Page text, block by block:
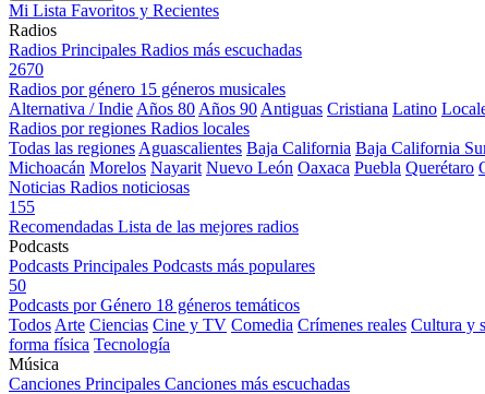
Mi Lista Favoritos y Recientes
Radios
Radios Principales Radios más escuchadas
2670
Radios por género 15 géneros musicales
Alternativa / Indie Años 80 Años 90 Antiguas Cristiana Latino
Radios por regiones Radios locales
Todas las regiones Aguascalientes Baja California Baja California
Michoacán Morelos Nayarit Nuevo León Oaxaca Puebla Querétaro
Noticias Radios noticiosas
155
Recomendadas Lista de las mejores radios
Podcasts
Podcasts Principales Podcasts más populares
50
Podcasts por Género 18 géneros temáticos
Todos Arte Ciencias Cine y TV Comedia Crímenes reales Cultura y
forma física Tecnología
Música
Canciones Principales Canciones más escuchadas